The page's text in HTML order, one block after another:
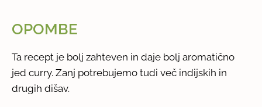
OPOMBE
Ta recept je bolj zahteven in daje bolj aromatično
jed curry. Zanj potrebujemo tudi več indijskih in
drugih dišav.